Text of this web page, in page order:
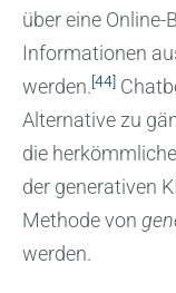
über eine
Informationen
werden.[44]
Alternative zu
die
der generativen
Methode von
werden.